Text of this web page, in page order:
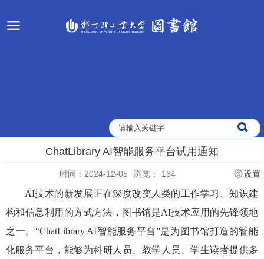
ChatLibrary AI智能服务平台试用通知
时间：2024-12-05 浏览： 164 设置
AI技术的新发展正在深度改变人类的工作学习、知识建
构和信息利用的方式方法，图书馆是AI技术应用的先锋领地
之一。“ChatLibrary AI智能服务平台”是为图书馆打造的智能
化服务平台，能够为科研人员、教学人员、学生读者提供多